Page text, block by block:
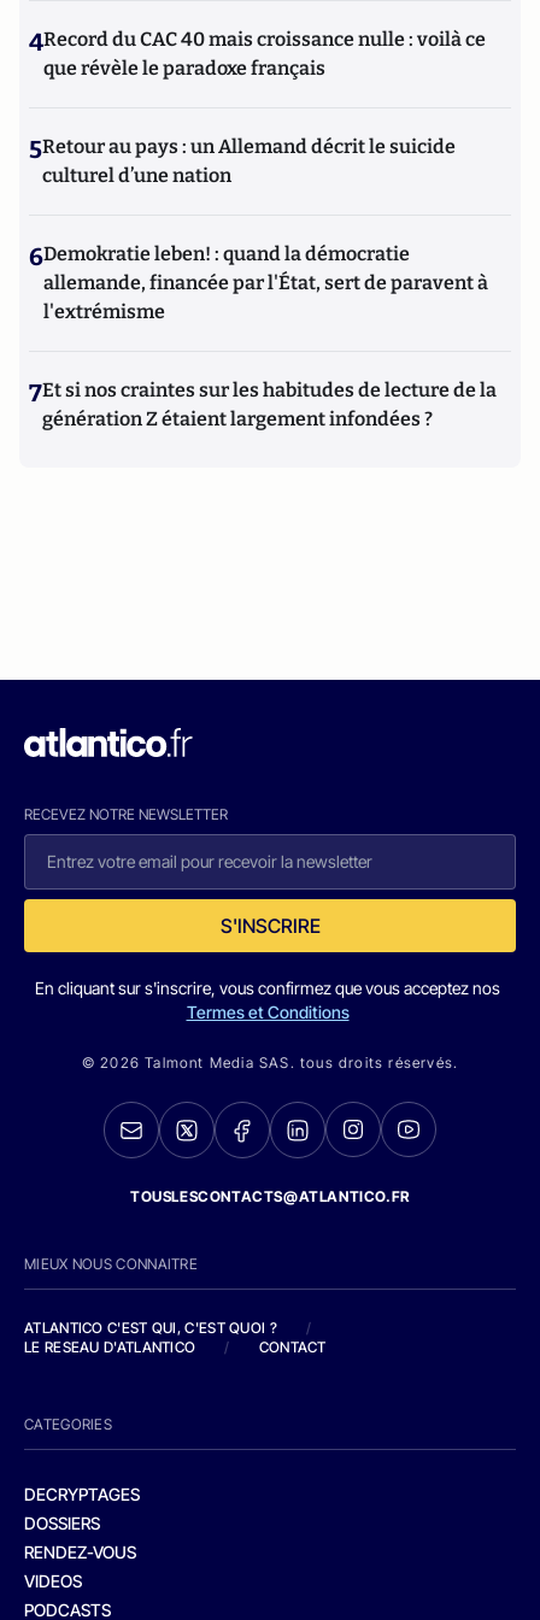
4Record du CAC 40 mais croissance nulle : voilà ce
que révèle le paradoxe français
5Retour au pays : un Allemand décrit le suicide
culturel d’une nation
6Demokratie leben! : quand la démocratie
allemande, financée par l'État, sert de paravent à
l'extrémisme
7Et si nos craintes sur les habitudes de lecture de la
génération Z étaient largement infondées ?
RECEVEZ NOTRE NEWSLETTER
S'INSCRIRE
En cliquant sur s'inscrire, vous confirmez que vous acceptez nos
Termes et Conditions
© 2026 Talmont Media SAS. tous droits réservés.
TOUSLESCONTACTS@ATLANTICO.FR
MIEUX NOUS CONNAITRE
ATLANTICO C'EST QUI, C'EST QUOI ?
/
LE RESEAU D'ATLANTICO
/ CONTACT
CATEGORIES
DECRYPTAGES
DOSSIERS
RENDEZ-VOUS
VIDEOS
PODCASTS